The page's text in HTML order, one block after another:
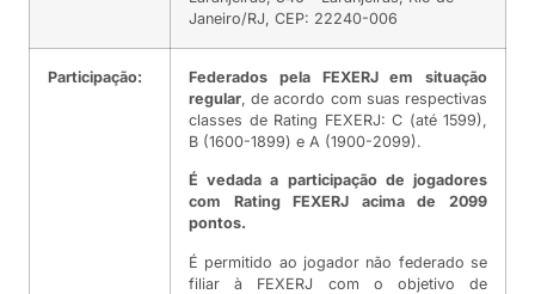
Janeiro/RJ, CEP: 22240-006
Participação:
Federados pela FEXERJ em situação
regular, de acordo com suas respectivas
classes de Rating FEXERJ: C (até 1599),
B (1600-1899) e A (1900-2099).
É vedada a participação de jogadores
com Rating FEXERJ acima de 2099
pontos.
É permitido ao jogador não federado se
filiar à FEXERJ com o objetivo de